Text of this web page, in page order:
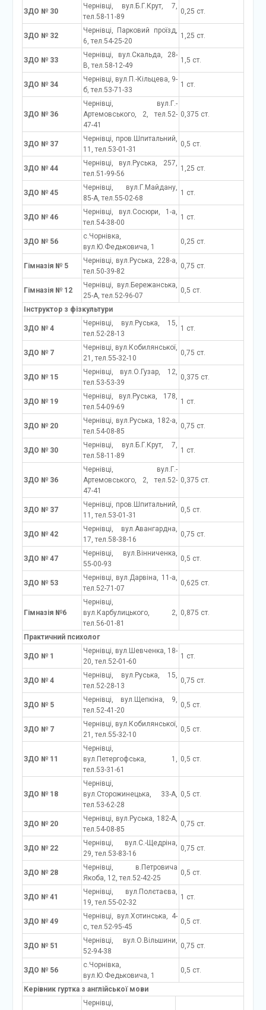
ЗДО № 30
Чернівці, вул.Б.Г.Крут, 7,
тел.58-11-89
0,25 ст.
ЗДО № 32
Чернівці, Парковий проїзд,
6, тел.54-25-20
1,25 ст.
ЗДО № 33
Чернівці, вул.Скальда, 28-
В, тел.58-12-49
1,5 ст.
ЗДО № 34
Чернівці, вул.П.-Кільцева, 9-
б, тел.53-71-33
1 ст.
ЗДО № 36
Чернівці, вул.Г.-
Артемовського, 2, тел.52-
47-41
0,375 ст.
ЗДО № 37
Чернівці, пров.Шпитальний,
11, тел.53-01-31
0,5 ст.
ЗДО № 44
Чернівці, вул.Руська, 257,
тел.51-99-56
1,25 ст.
ЗДО № 45
Чернівці, вул.Г.Майдану,
85-А, тел.55-02-68
1 ст.
ЗДО № 46
Чернівці, вул.Сосюри, 1-а,
тел.54-38-00
1 ст.
ЗДО № 56
с.Чорнівка,
вул.Ю.Федьковича, 1
0,25 ст.
Гімназія № 5
Чернівці, вул.Руська, 228-а,
тел.50-39-82
0,75 ст.
Гімназія № 12
Чернівці, вул.Бережанська,
25-А, тел.52-96-07
0,5 ст.
Інструктор з фізкультури
ЗДО № 4
Чернівці, вул.Руська, 15,
тел.52-28-13
1 ст.
ЗДО № 7
Чернівці, вул.Кобилянської,
21, тел.55-32-10
0,75 ст.
ЗДО № 15
Чернівці, вул.О.Гузар, 12,
тел.53-53-39
0,375 ст.
ЗДО № 19
Чернівці, вул.Руська, 178,
тел.54-09-69
1 ст.
ЗДО № 20
Чернівці, вул.Руська, 182-а,
тел.54-08-85
0,75 ст.
ЗДО № 30
Чернівці, вул.Б.Г.Крут, 7,
тел.58-11-89
1 ст.
ЗДО № 36
Чернівці, вул.Г.-
Артемовського, 2, тел.52-
47-41
0,375 ст.
ЗДО № 37
Чернівці, пров.Шпитальний,
11, тел.53-01-31
0,5 ст.
ЗДО № 42
Чернівці, вул.Авангардна,
17, тел.58-38-16
0,75 ст.
ЗДО № 47
Чернівці, вул.Вінниченка,
55-00-93
0,5 ст.
ЗДО № 53
Чернівці, вул.Дарвіна, 11-а,
тел.52-71-07
0,625 ст.
Гімназія №6
Чернівці,
вул.Карбулицького, 2,
тел.56-01-81
0,875 ст.
Практичний психолог
ЗДО № 1
Чернівці, вул.Шевченка, 18-
20, тел.52-01-60
1 ст.
ЗДО № 4
Чернівці, вул.Руська, 15,
тел.52-28-13
0,75 ст.
ЗДО № 5
Чернівці, вул.Щепкіна, 9,
тел.52-41-20
0,5 ст.
ЗДО № 7
Чернівці, вул.Кобилянської,
21, тел.55-32-10
0,5 ст.
ЗДО № 11
Чернівці,
вул.Петергофська, 1,
тел.53-31-61
0,5 ст.
ЗДО № 18
Чернівці,
вул.Сторожинецька, 33-А,
тел.53-62-28
0,5 ст.
ЗДО № 20
Чернівці, вул.Руська, 182-А,
тел.54-08-85
0,75 ст.
ЗДО № 22
Чернівці, вул.С.-Щедріна,
29, тел.53-83-16
0,75 ст.
ЗДО № 28
Чернівці, в.Петровича
Якоба, 12, тел.52-42-25
0,5 ст.
ЗДО № 41
Чернівці, вул.Полєтаєва,
19, тел.55-02-32
1 ст.
ЗДО № 49
Чернівці, вул.Хотинська, 4-
с, тел.52-95-45
0,5 ст.
ЗДО № 51
Чернівці, вул.О.Вільшини,
52-94-38
0,75 ст.
ЗДО № 56
с.Чорнівка,
вул.Ю.Федьковича, 1
0,5 ст.
Керівник гуртка з англійської мови
Чернівці,